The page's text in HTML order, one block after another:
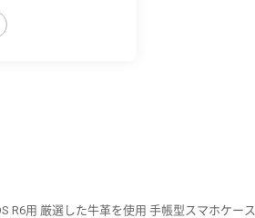
R6用 厳選した牛革を使用 手帳型スマホケース